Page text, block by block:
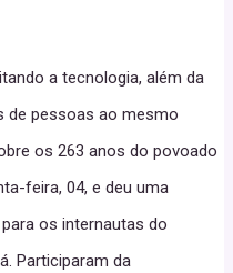
a tecnologia, além da
de pessoas ao mesmo
os 263 anos do povoado
feira, 04, e deu uma
os internautas do
Participaram da